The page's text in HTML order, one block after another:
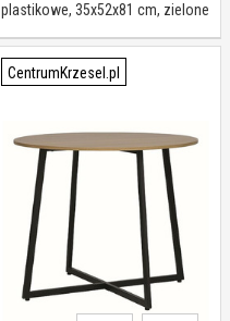
plastikowe, 35x52x81 cm, zielone
CentrumKrzesel.pl